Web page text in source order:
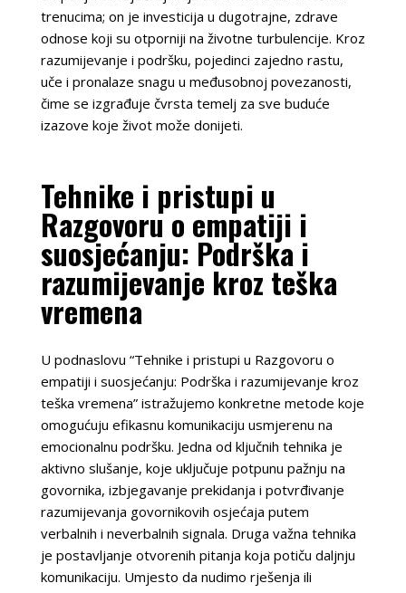
trenucima; on je investicija u dugotrajne, zdrave
odnose koji su otporniji na životne turbulencije. Kroz
razumijevanje i podršku, pojedinci zajedno rastu,
uče i pronalaze snagu u međusobnoj povezanosti,
čime se izgrađuje čvrsta temelj za sve buduće
izazove koje život može donijeti.
Tehnike i pristupi u
Razgovoru o empatiji i
suosjećanju: Podrška i
razumijevanje kroz teška
vremena
U podnaslovu “Tehnike i pristupi u Razgovoru o
empatiji i suosjećanju: Podrška i razumijevanje kroz
teška vremena” istražujemo konkretne metode koje
omogućuju efikasnu komunikaciju usmjerenu na
emocionalnu podršku. Jedna od ključnih tehnika je
aktivno slušanje, koje uključuje potpunu pažnju na
govornika, izbjegavanje prekidanja i potvrđivanje
razumijevanja govornikovih osjećaja putem
verbalnih i neverbalnih signala. Druga važna tehnika
je postavljanje otvorenih pitanja koja potiču daljnju
komunikaciju. Umjesto da nudimo rješenja ili